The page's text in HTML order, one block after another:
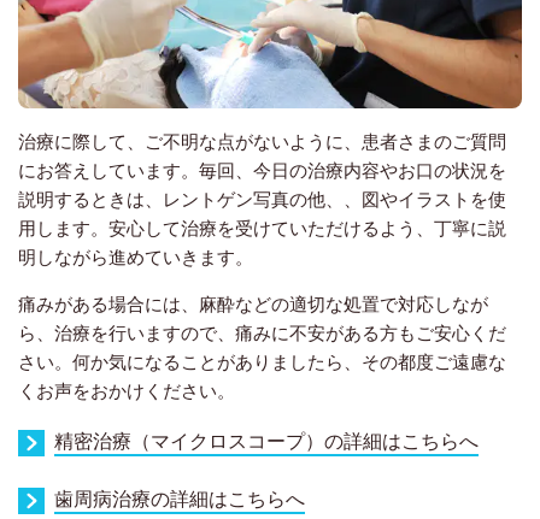
治療に際して、ご不明な点がないように、患者さまのご質問
にお答えしています。毎回、今日の治療内容やお口の状況を
説明するときは、レントゲン写真の他、、図やイラストを使
用します。安心して治療を受けていただけるよう、丁寧に説
明しながら進めていきます。
痛みがある場合には、麻酔などの適切な処置で対応しなが
ら、治療を行いますので、痛みに不安がある方もご安心くだ
さい。何か気になることがありましたら、その都度ご遠慮な
くお声をおかけください。
精密治療（マイクロスコープ）の詳細はこちらへ
歯周病治療の詳細はこちらへ